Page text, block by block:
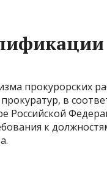
прокурорских
в
Российской
к